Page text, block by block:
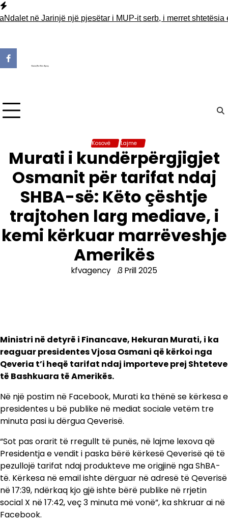
Skip
to
në Jarinjë një pjesëtar i MUP-it serb, i merret shtetësia e
Kosovë Lajme
Murati i kundërpërgjigjet
Osmanit për tarifat ndaj
SHBA-së: Këto çështje
trajtohen larg mediave, i
kemi kërkuar marrëveshje
Amerikës
kfvagency 3 Prill 2025
Ministri në detyrë i Financave, Hekuran Murati, i ka
reaguar presidentes Vjosa Osmani që kërkoi nga
Qeveria t’i heqë tarifat ndaj importeve prej Shteteve
të Bashkuara të Amerikës.
Në një postim në Facebook, Murati ka thënë se kërkesa e
presidentes u bë publike në mediat sociale vetëm tre
minuta pasi iu dërgua Qeverisë.
“Sot pas orarit të rregullt të punës, në lajme lexova që
Presidentja e vendit i paska bërë kërkesë Qeverisë që të
pezullojë tarifat ndaj produkteve me origjinë nga ShBA-
të. Kërkesa në email ishte dërguar në adresë të Qeverisë
në 17:39, ndërkaq kjo gjë ishte bërë publike në rrjetin
social X në 17:42, veç 3 minuta më vonë”, ka shkruar ai në
Facebook.